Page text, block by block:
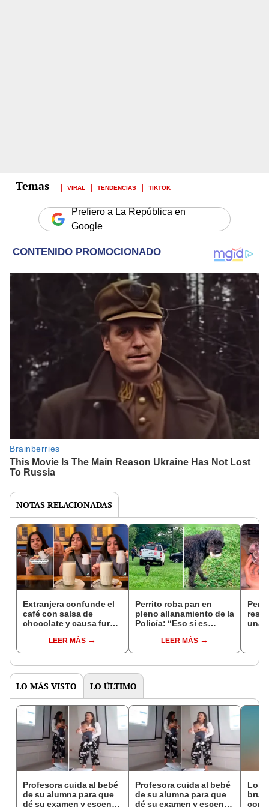
VIRAL TENDENCIAS TIKTOK
Prefiero a La República en
Google
NOTAS RELACIONADAS
Extranjera confunde el
café con salsa de
chocolate y causa furor:
LEER MÁS
Perrito roba pan en
pleno allanamiento de la
Policía: “Eso sí es
oportunidades”
LEER MÁS
una
LO MÁS VISTO LO ÚLTIMO
Profesora cuida al bebé
de su alumna para que
dé su examen y escena
Profesora cuida al bebé
de su alumna para que
dé su examen y escena
con